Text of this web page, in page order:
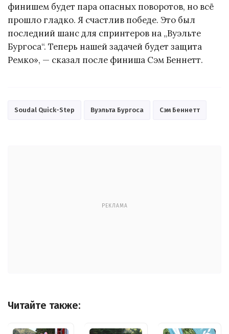
финишем будет пара опасных поворотов, но всё
прошло гладко. Я счастлив победе. Это был
последний шанс для спринтеров на „Вуэльте
Бургоса“. Теперь нашей задачей будет защита
Ремко», — сказал после финиша Сэм Беннетт.
Soudal Quick-Step Вуэльта Бургоса Сэм Беннетт
РЕКЛАМА
Читайте также: